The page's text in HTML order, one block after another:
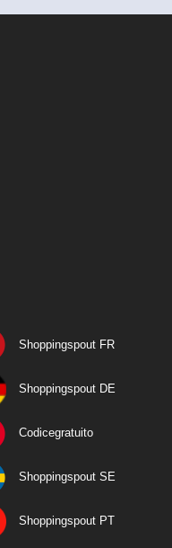
Shoppingspout FR
Shoppingspout DE
Codicegratuito
Shoppingspout SE
Shoppingspout PT